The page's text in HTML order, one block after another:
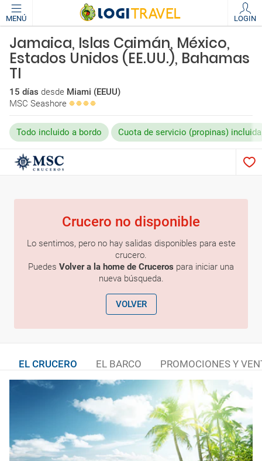
MENÚ LOGIN
Jamaica, Islas Caimán, México,
Estados Unidos (EE.UU.), Bahamas
TI
15 días desde Miami (EEUU)
MSC Seashore
Todo incluido a bordo Cuota de servicio (propinas) incluida
Crucero no disponible
Lo sentimos, pero no hay salidas disponibles para este
crucero.
Puedes Volver a la home de Cruceros para iniciar una
nueva búsqueda.
VOLVER
EL CRUCERO EL BARCO PROMOCIONES Y